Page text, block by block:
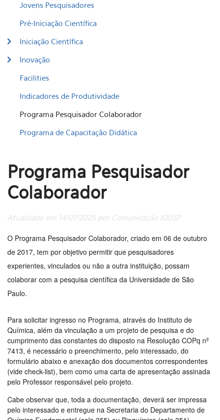
Jovens Pesquisadores
Pré-Iniciação Científica
Iniciação Científica
Inovação
Facilities
Indicadores de Produtividade
Programa Pesquisador Colaborador
Programa de Capacitação Didática
Programa Pesquisador
Colaborador
Atualizado em 14/07/2025 por Comunicação IQUSP
O Programa Pesquisador Colaborador, criado em 06 de outubro
de 2017, tem por objetivo permitir que pesquisadores
experientes, vinculados ou não a outra instituição, possam
colaborar com a pesquisa científica da Universidade de São
Paulo.
Para solicitar ingresso no Programa, através do Instituto de
Química, além da vinculação a um projeto de pesquisa e do
cumprimento das constantes do disposto na Resolução COPq nº
7413, é necessário o preenchimento, pelo interessado, do
formulário abaixo e anexação dos documentos correspondentes
(vide check-list), bem como uma carta de apresentação assinada
pelo Professor responsável pelo projeto.
Cabe observar que, toda a documentação, deverá ser impressa
pelo interessado e entregue na Secretaria do Departamento de